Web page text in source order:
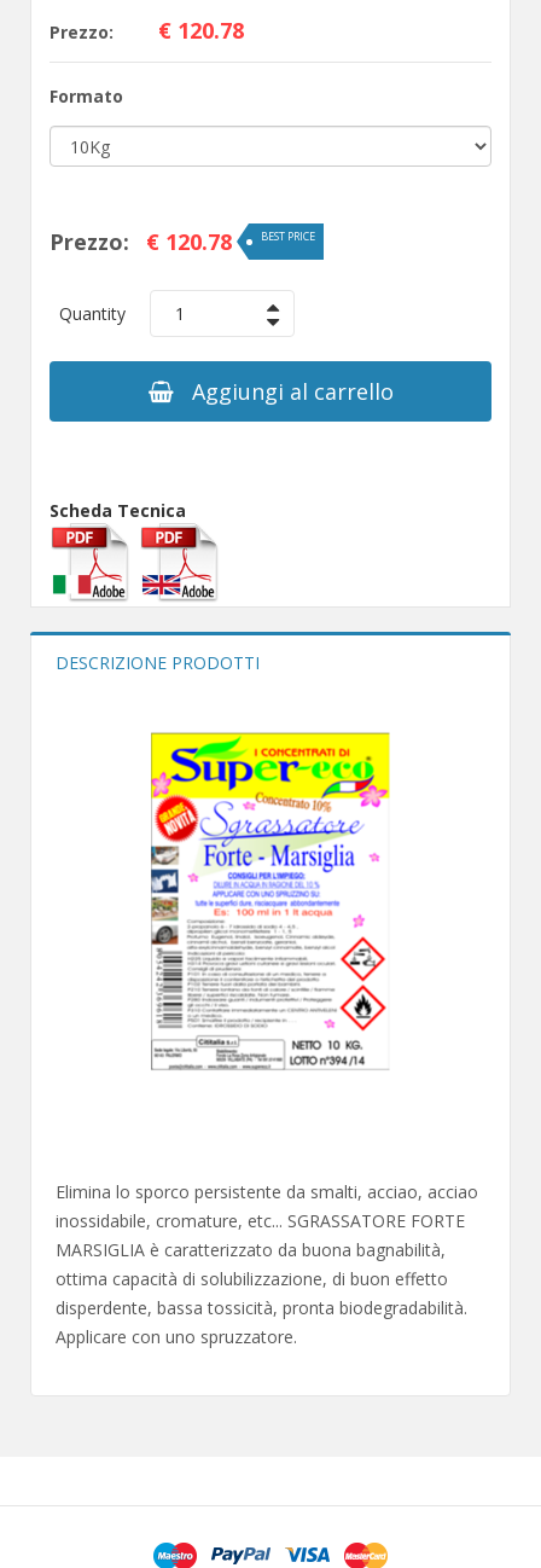
Prezzo: € 120.78
Formato
Prezzo: € 120.78 BEST PRICE
Quantity 1
Aggiungi al carrello
Scheda Tecnica
DESCRIZIONE PRODOTTI
Elimina lo sporco persistente da smalti, acciao, acciao
inossidabile, cromature, etc... SGRASSATORE FORTE
MARSIGLIA è caratterizzato da buona bagnabilità,
ottima capacità di solubilizzazione, di buon effetto
disperdente, bassa tossicità, pronta biodegradabilità.
Applicare con uno spruzzatore.